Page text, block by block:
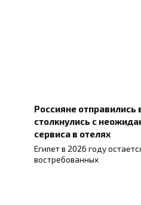
Россияне отправились
столкнулись с
сервиса в отелях
Египет в 2026 году
востребованных